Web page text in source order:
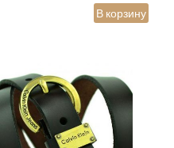
В корзину